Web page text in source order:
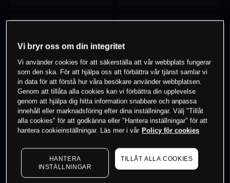
0% av kunderna har en position i detta
instrument
Börja handla
Vi bryr oss om din integritet
Vi använder cookies för att säkerställa att vår webbplats fungerar
som den ska. För att hjälpa oss att förbättra vår tjänst samlar vi
in data för att förstå hur våra besökare använder webbplatsen.
Genom att tillåta alla cookies kan vi förbättra din upplevelse
genom att hjälpa dig hitta information snabbare och anpassa
innehåll eller marknadsföring efter dina inställningar. Välj "Tillåt
alla cookies" för att godkänna eller "Hantera inställningar" för att
hantera cookieinställningar. Läs mer i vår Policy för cookies
HANTERA
INSTÄLLNINGAR
TILLÅT ALLA COOKIES